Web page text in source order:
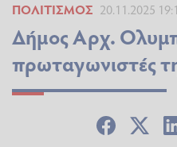
ΠΟΛΙΤΙΣΜΌΣ 20.11.2025
Δήμος Αρχ.
πρωταγωνιστές